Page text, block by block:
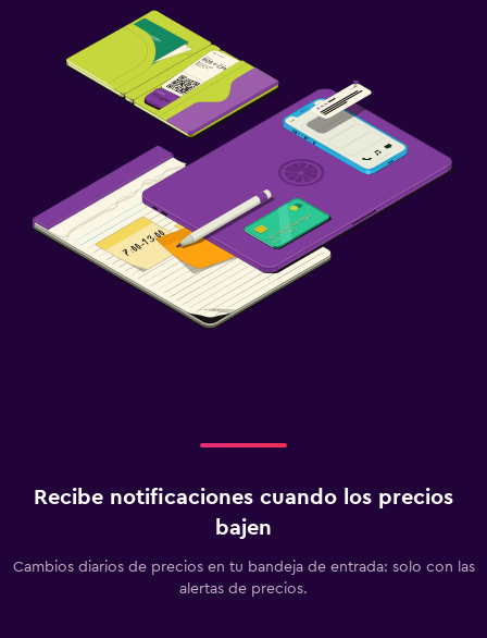
Recibe notificaciones cuando los precios
bajen
Cambios diarios de precios en tu bandeja de entrada: solo con las
alertas de precios.